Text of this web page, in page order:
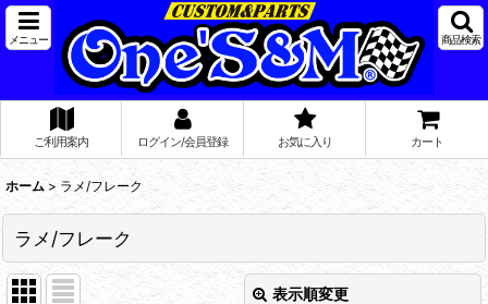
メニュー 商品検索
ご利用案内 ログイン/会員登録 お気に入り カート
ホーム > ラメ/フレーク
ラメ/フレーク
表示順変更